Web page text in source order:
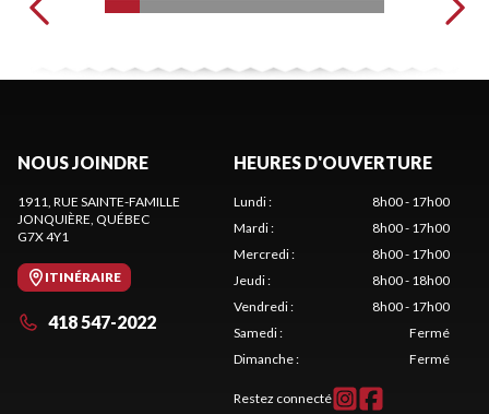
NOUS JOINDRE
1911, RUE SAINTE-FAMILLE
JONQUIÈRE, QUÉBEC
G7X 4Y1
ITINÉRAIRE
418 547-2022
HEURES D'OUVERTURE
Lundi:
8h00 - 17h00
Mardi:
8h00 - 17h00
Mercredi:
8h00 - 17h00
Jeudi:
8h00 - 18h00
Vendredi:
8h00 - 17h00
Samedi:
Fermé
Dimanche: Fermé
Restez connecté